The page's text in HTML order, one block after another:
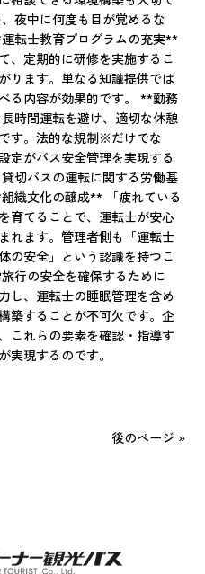
夜中に何度も目が覚めるな
転士教育プログラムの充実**
、定期的に研修を実施するこ
ります。単なる知識提供では
る内容が効果的です。 **勤務
時間運転を避け、適切な休憩
す。法的な規制※だけでな
定がバス安全管理を実現する
切バスの運転に関する労働基
織文化の醸成** 「疲れている
育てることで、運転士が安心
れます。管理者側も「運転士
の安全」という認識を持つこ
行の安全を確保するために
し、運転士の睡眠管理を含め
築することが不可欠です。企
これらの要素を確認・指導す
実現するのです。
後のページ »